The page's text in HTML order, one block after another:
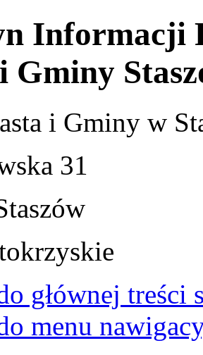
i Gminy w
31
głównej treści
menu